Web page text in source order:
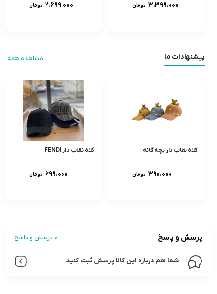
۳.۳۹۹.۰۰۰ تومان ۲.۶۹۹.۰۰۰ تومان
پیشنهادات ما مشاهده همه
کلاه نقاب دار بچه گانه
۳۹۰.۰۰۰ تومان
کلاه نقاب دار FENDI
۶۹۹.۰۰۰ تومان
پرسش و پاسخ 0 پرسش و پاسخ
شما هم درباره این کالا پرسش ثبت کنید